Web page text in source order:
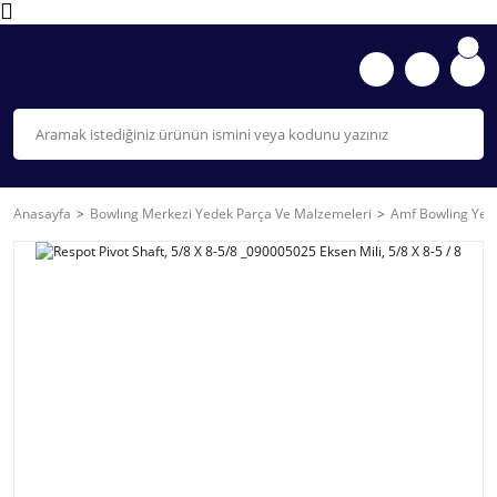
Anasayfa Bowlıng Merkezi Yedek Parça Ve Malzemeleri Amf Bowling